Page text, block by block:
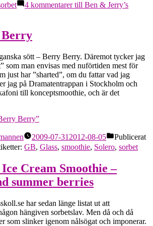
4 kommentarertill Ben & Jerry’s
Berry
sött – Berry Berry. Däremot tycker jag
som man envisas med nuförtiden mest för
just har ”sharted”, om du fattar vad jag
jag på Dramatentrappan i Stockholm och
till konceptsmoothie, och är det
Berry”
2009-07-31 2012-08-05
Publicerat
GB, Glass, smoothie, Solero, sorbet
Cream Smoothie –
summer berries
har sedan länge listat ut att
hängiven sorbetslav. Men då och då
som slinker igenom nålsögat och imponerar.